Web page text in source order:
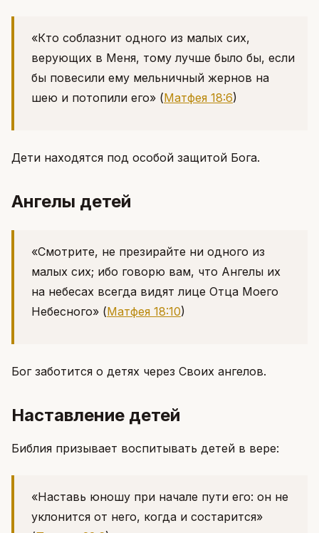
«Кто соблазнит одного из малых сих,
верующих в Меня, тому лучше было бы, если
бы повесили ему мельничный жернов на
шею и потопили его» (Матфея 18:6)
Дети находятся под особой защитой Бога.
Ангелы детей
«Смотрите, не презирайте ни одного из
малых сих; ибо говорю вам, что Ангелы их
на небесах всегда видят лице Отца Моего
Небесного» (Матфея 18:10)
Бог заботится о детях через Своих ангелов.
Наставление детей
Библия призывает воспитывать детей в вере:
«Наставь юношу при начале пути его: он не
уклонится от него, когда и состарится»